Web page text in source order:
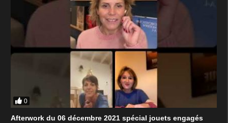
0
Afterwork du 06 décembre 2021 spécial jouets engagés